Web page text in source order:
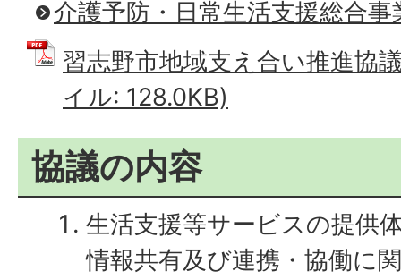
介護予防・日常生活支援総合
習志野市地域支え合い推進協
イル: 128.0KB)
協議の内容
生活支援等サービスの提供
情報共有及び連携・協働に